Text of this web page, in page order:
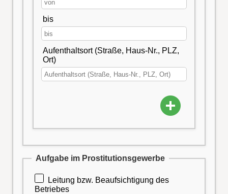
bis
Aufenthaltsort (Straße, Haus-Nr., PLZ,
Ort)
Aufgabe im Prostitutionsgewerbe
Leitung bzw. Beaufsichtigung des
Betriebes